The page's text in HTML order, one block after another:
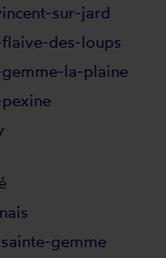
sur-jard
des-loups
la-plaine
gemme